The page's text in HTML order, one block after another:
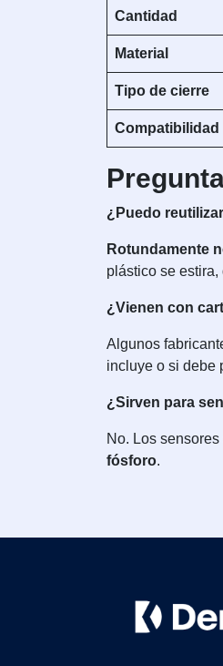
Cantidad
Material
Tipo de cierre
Compatibilidad
¿Puedo
Rotundamente
plástico se
¿Vienen con
Algunos
incluye o si debe
¿Sirven para
No. Los
fósforo.